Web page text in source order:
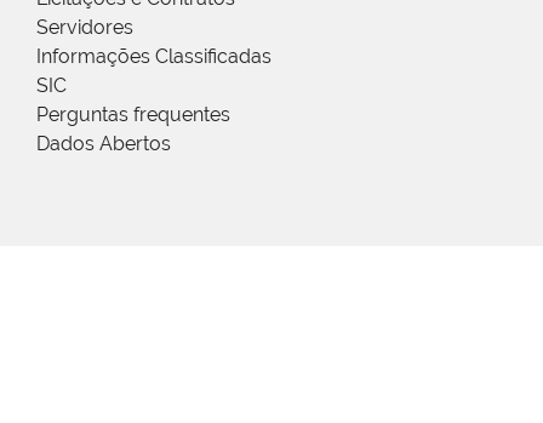
Servidores
Informações Classificadas
SIC
Perguntas frequentes
Dados Abertos